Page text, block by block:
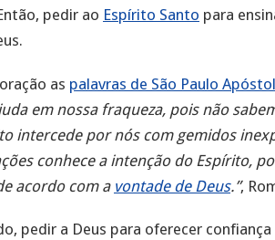
pedir ao Espírito Santo para
as palavras de São Paulo
em nossa fraqueza, pois não
intercede por nós com gemidos
conhece a intenção do Espírito,
acordo com a vontade de Deus.”,
pedir a Deus para oferecer